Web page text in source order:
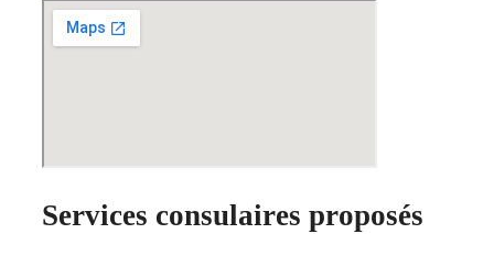
Services consulaires proposés